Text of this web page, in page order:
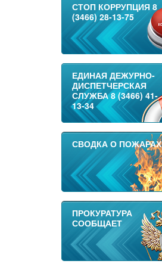
СТОП КОРРУПЦИЯ 8
(3466) 28-13-75
ЕДИНАЯ ДЕЖУРНО-
ДИСПЕТЧЕРСКАЯ
СЛУЖБА 8 (3466) 41-
13-34
СВОДКА О ПОЖАРАХ
ПРОКУРАТУРА
СООБЩАЕТ